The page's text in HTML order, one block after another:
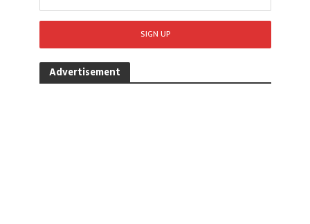
Advertisement